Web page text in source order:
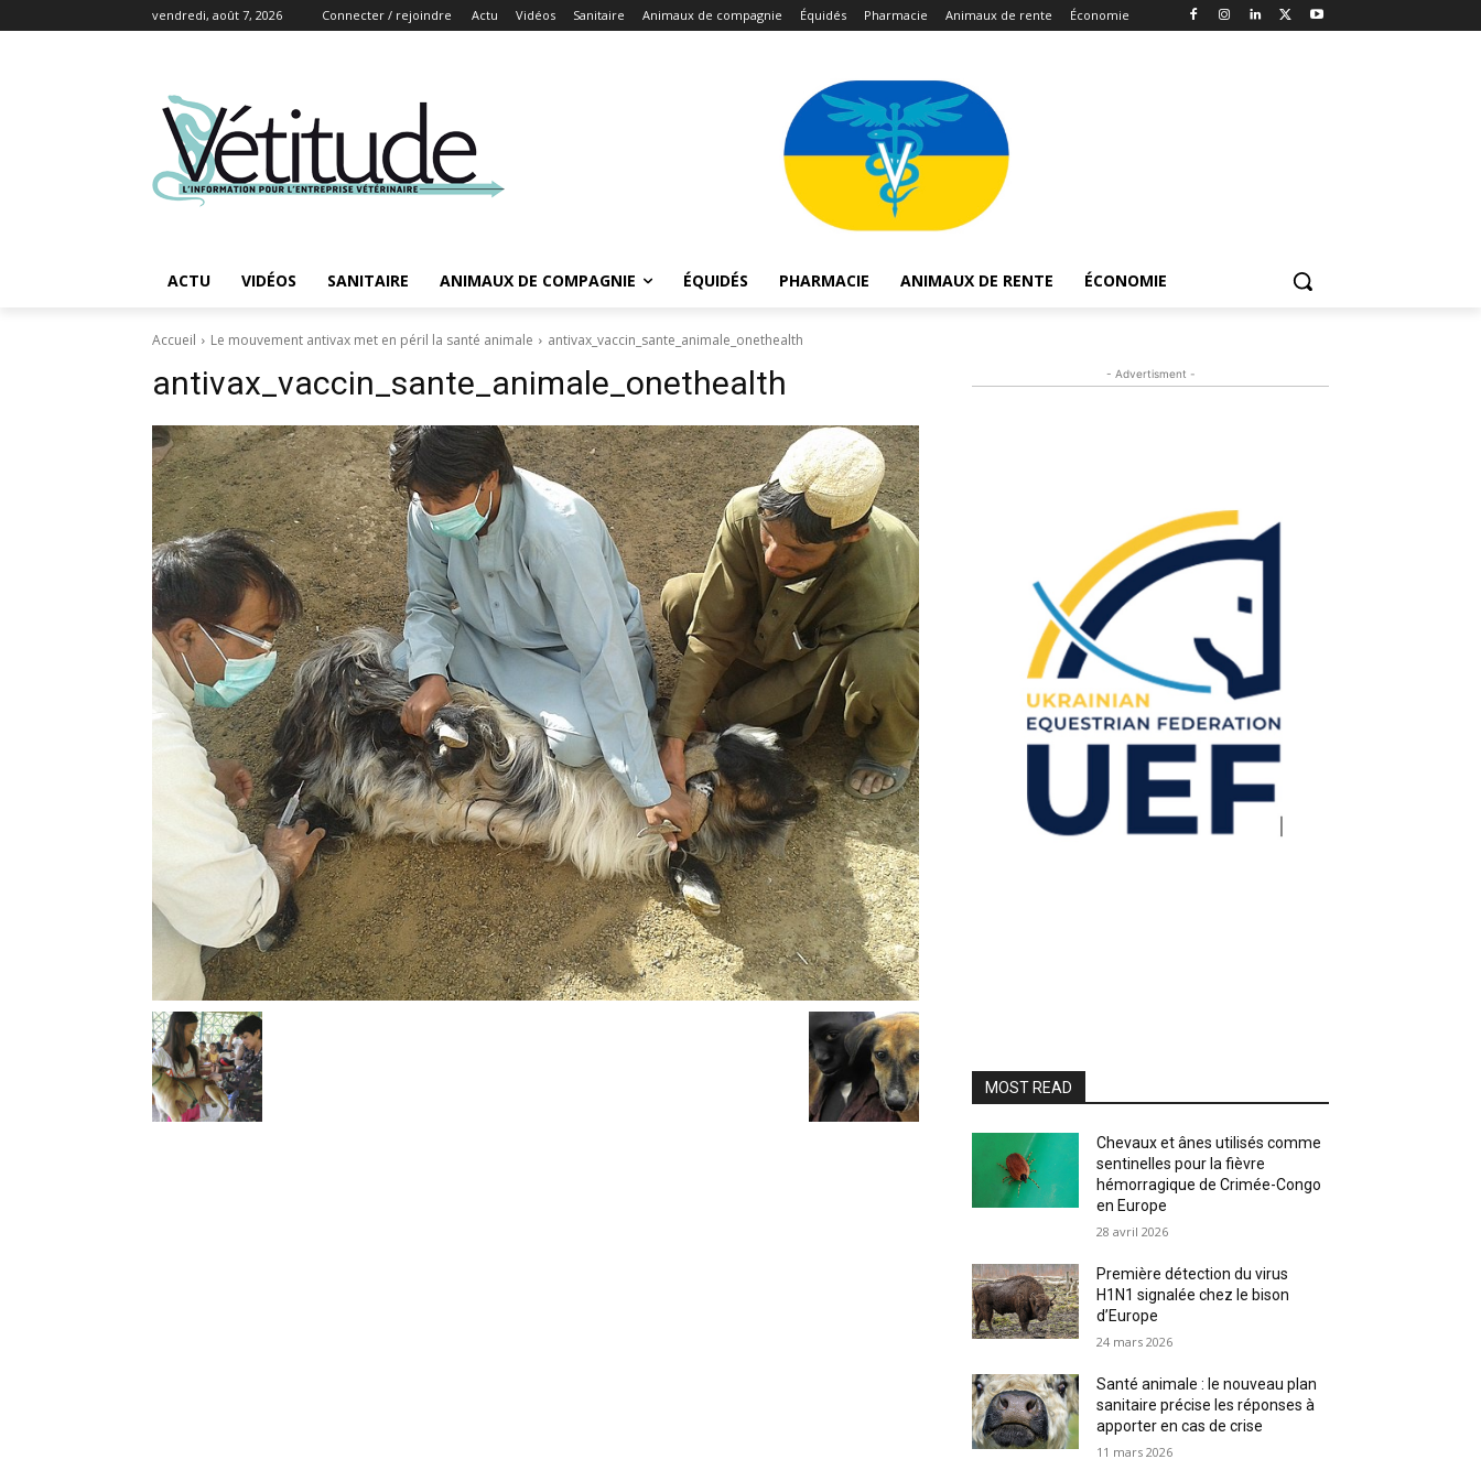
vendredi, août 7, 2026 Connecter / rejoindre Actu Vidéos Sanitaire Animaux de compagnie Équidés Pharmacie Animaux de rente Économie
ACTU VIDÉOS SANITAIRE ANIMAUX DE COMPAGNIE ÉQUIDÉS PHARMACIE ANIMAUX DE RENTE ÉCONOMIE
Accueil Le mouvement antivax met en péril la santé animale antivax_vaccin_sante_animale_onethealth
antivax_vaccin_sante_animale_onethealth - Advertisment -
MOST READ
Chevaux et ânes utilisés comme
sentinelles pour la fièvre
hémorragique de Crimée-Congo
en Europe
28 avril 2026
Première détection du virus
H1N1 signalée chez le bison
d’Europe
24 mars 2026
Santé animale : le nouveau plan
sanitaire précise les réponses à
apporter en cas de crise
11 mars 2026